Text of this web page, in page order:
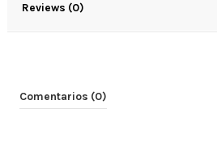
Reviews (0)
Comentarios (0)